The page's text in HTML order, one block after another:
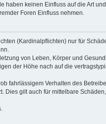
haben keinen Einfluss auf die Art
Foren Einfluss nehmen.
(Kardinalpflichten) nur für
von Leben, Körper und
der Höhe nach auf die
fahrlässigem Verhalten des
Dies gilt auch für mittelbare